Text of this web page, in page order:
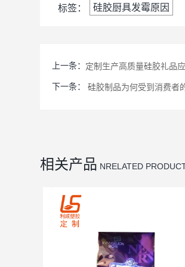
标签： 硅胶厨具发霉原因
上一条： 定制生产高质量硅胶礼品
下一条：硅胶制品为何受到消费者
相关产品 NRELATED